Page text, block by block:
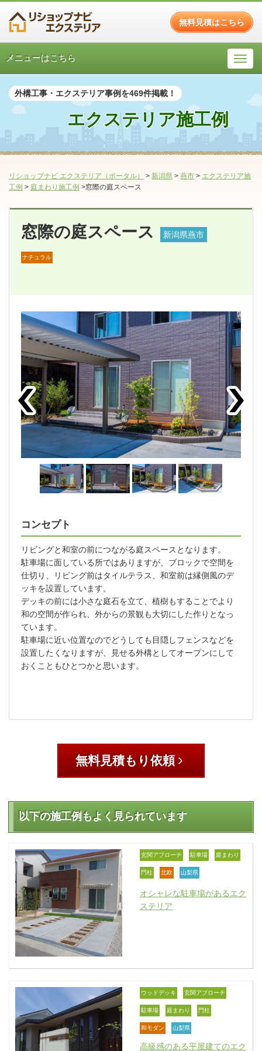
無料見積はこちら
メニューはこちら
外構工事・エクステリア事例を469件掲載！
エクステリア施工例
リショップナビ エクステリア（ポータル） > 新潟県 > 燕市 > エクステリア施
工例 > 庭まわり施工例 >窓際の庭スペース
窓際の庭スペース 新潟県燕市
ナチュラル
コンセプト
リビングと和室の前につながる庭スペースとなります。
駐車場に面している所ではありますが、ブロックで空間を
仕切り、リビング前はタイルテラス、和室前は縁側風のデ
ッキを設置しています。
デッキの前には小さな庭石を立て、植樹もすることでより
和の空間が作られ、外からの景観も大切にした作りとなっ
ています。
駐車場に近い位置なのでどうしても目隠しフェンスなどを
設置したくなりますが、見せる外構としてオープンにして
おくこともひとつかと思います。
無料見積もり依頼
以下の施工例もよく見られています
玄関アプローチ 駐車場 庭まわり
門柱 北欧 山梨県
オシャレな駐車場があるエク
ステリア
ウッドデッキ 玄関アプローチ
駐車場 庭まわり 門柱
和モダン 山梨県
高級感のある平屋建てのエク